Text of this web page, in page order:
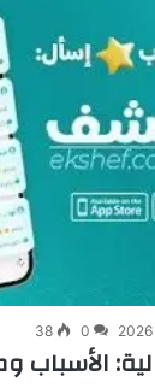
0
38
الأسباب